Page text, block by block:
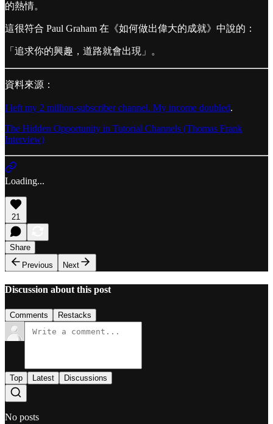
的熱情。
這很符合 Paul Graham 在《如何做出偉大的成就》中說的：
「追求你的興趣，道路就會出現」。
資料來源：
I left my 2 million-subscriber channel. My income doubled.
The Hidden Opportunity in Tutorial Channels (Thomas Frank
Interview)
Loading...
21
Share
Previous
Next
Discussion about this post
Comments Restacks
Top Latest Discussions
No posts